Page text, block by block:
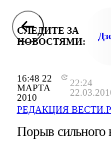
16:48 22
МАРТА
2010
22:24
РЕДАКЦИЯ
СЛЕДИТЕ ЗА
НОВОСТЯМИ:
Порыв сильного